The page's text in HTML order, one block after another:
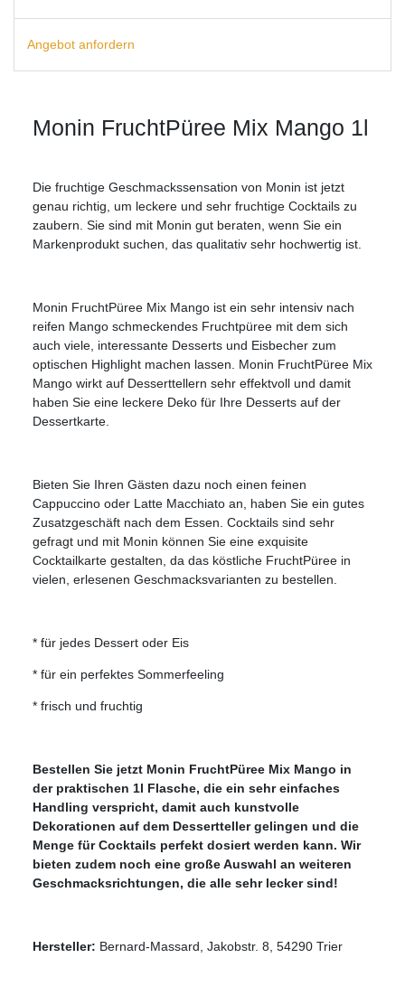
Angebot anfordern
Monin FruchtPüree Mix Mango 1l
Die fruchtige Geschmackssensation von Monin ist jetzt
genau richtig, um leckere und sehr fruchtige Cocktails zu
zaubern. Sie sind mit Monin gut beraten, wenn Sie ein
Markenprodukt suchen, das qualitativ sehr hochwertig ist.
Monin FruchtPüree Mix Mango ist ein sehr intensiv nach
reifen Mango schmeckendes Fruchtpüree mit dem sich
auch viele, interessante Desserts und Eisbecher zum
optischen Highlight machen lassen. Monin FruchtPüree Mix
Mango wirkt auf Desserttellern sehr effektvoll und damit
haben Sie eine leckere Deko für Ihre Desserts auf der
Dessertkarte.
Bieten Sie Ihren Gästen dazu noch einen feinen
Cappuccino oder Latte Macchiato an, haben Sie ein gutes
Zusatzgeschäft nach dem Essen. Cocktails sind sehr
gefragt und mit Monin können Sie eine exquisite
Cocktailkarte gestalten, da das köstliche FruchtPüree in
vielen, erlesenen Geschmacksvarianten zu bestellen.
* für jedes Dessert oder Eis
* für ein perfektes Sommerfeeling
* frisch und fruchtig
Bestellen Sie jetzt Monin FruchtPüree Mix Mango in
der praktischen 1l Flasche, die ein sehr einfaches
Handling verspricht, damit auch kunstvolle
Dekorationen auf dem Dessertteller gelingen und die
Menge für Cocktails perfekt dosiert werden kann. Wir
bieten zudem noch eine große Auswahl an weiteren
Geschmacksrichtungen, die alle sehr lecker sind!
Hersteller: Bernard-Massard, Jakobstr. 8, 54290 Trier